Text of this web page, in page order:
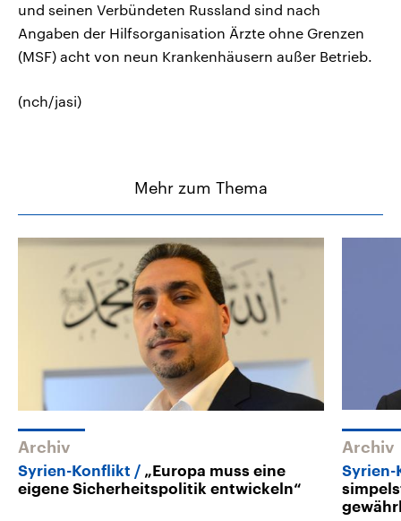
und seinen Verbündeten Russland sind nach
Angaben der Hilfsorganisation Ärzte ohne Grenzen
(MSF) acht von neun Krankenhäusern außer Betrieb.
(nch/jasi)
Mehr zum Thema
Archiv
Syrien-Konflikt
„Europa muss eine
eigene Sicherheitspolitik entwickeln“
Archiv
Syrien-